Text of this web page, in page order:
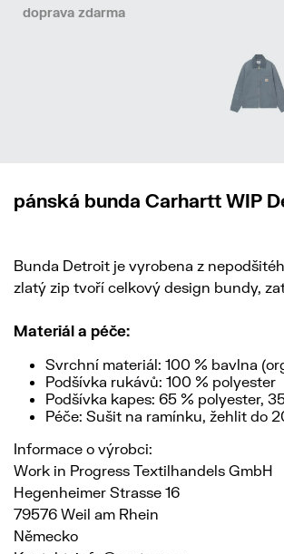
doprava zdarma
pánská bunda Carhartt WIP
Bunda Detroit je vyrobena z
zlatý zip tvoří celkový design bundy,
Materiál a péče:
Svrchní materiál: 100 % bavlna
Podšívka rukávů: 100 % polyester
Podšívka kapes: 65 % polyester,
Péče: Sušit na ramínku, žehlit do
Informace o výrobci:
Work in Progress Textilhandels GmbH
Hegenheimer Strasse 16
79576 Weil am Rhein
Německo